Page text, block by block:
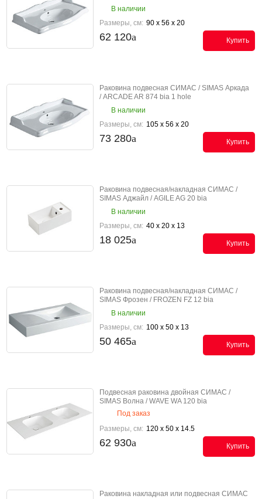
В наличии
Размеры, см: 90 x 56 x 20
62 120 Купить
Раковина подвесная СИМАС / SIMAS Аркада
/ ARCADE AR 874 bia 1 hole
В наличии
Размеры, см: 105 x 56 x 20
73 280 Купить
Раковина подвесная/накладная СИМАС /
SIMAS Аджайл / AGILE AG 20 bia
В наличии
Размеры, см: 40 x 20 x 13
18 025 Купить
Раковина подвесная/накладная СИМАС /
SIMAS Фрозен / FROZEN FZ 12 bia
В наличии
Размеры, см: 100 x 50 x 13
50 465 Купить
Подвесная раковина двойная СИМАС /
SIMAS Волна / WAVE WA 120 bia
Под заказ
Размеры, см: 120 x 50 x 14.5
62 930 Купить
Раковина накладная или подвесная СИМАС